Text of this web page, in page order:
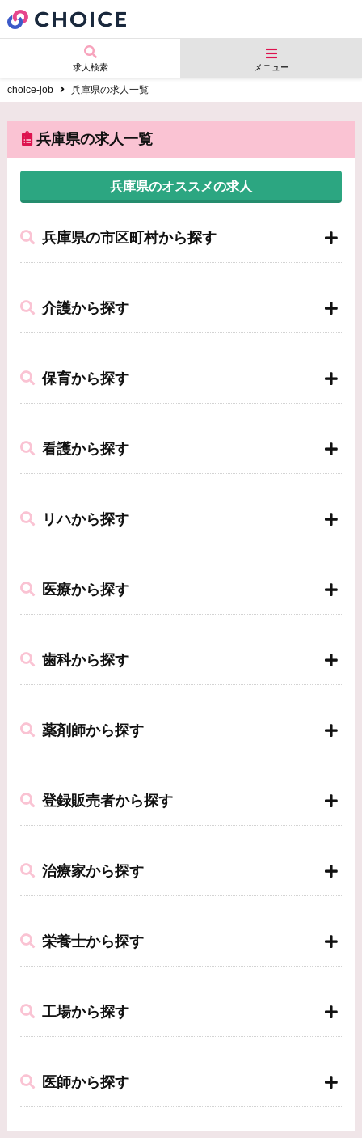
求人検索 メニュー
choice-job 兵庫県の求人一覧
兵庫県の求人一覧
兵庫県のオススメの求人
兵庫県の市区町村から探す
介護から探す
保育から探す
看護から探す
リハから探す
医療から探す
歯科から探す
薬剤師から探す
登録販売者から探す
治療家から探す
栄養士から探す
工場から探す
医師から探す